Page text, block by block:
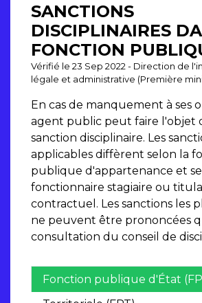
SANCTIONS
DISCIPLINAIRES
FONCTION
Vérifié le 23 Sep 2022 - Direction de
légale et administrative (Première
En cas de manquement à ses
agent public peut faire l'objet
sanction disciplinaire. Les
applicables diffèrent selon la
publique d'appartenance et
fonctionnaire stagiaire ou
contractuel. Les sanctions les
ne peuvent être prononcées
consultation du conseil de
Fonction publique d'État